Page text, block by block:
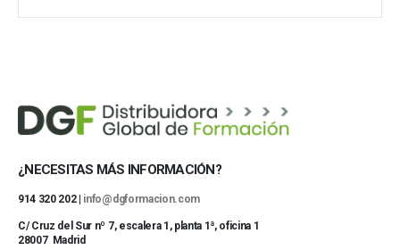
Mostrar 37 más
¿NECESITAS MÁS INFORMACIÓN?
914 320 202 | info@dgformacion.com
C/ Cruz del Sur nº 7, escalera 1, planta 1ª, oficina 1
28007 Madrid